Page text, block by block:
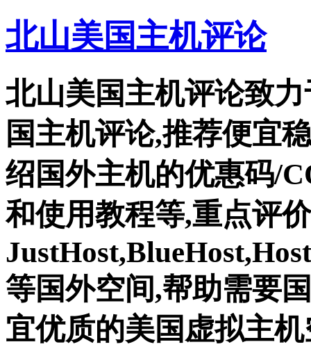
北山美国主机评论
北山美国主机评论致
国主机评论,推荐便宜
绍国外主机的优惠码/
和使用教程等,重点评价
等国外空间,帮助需要
宜优质的美国虚拟主